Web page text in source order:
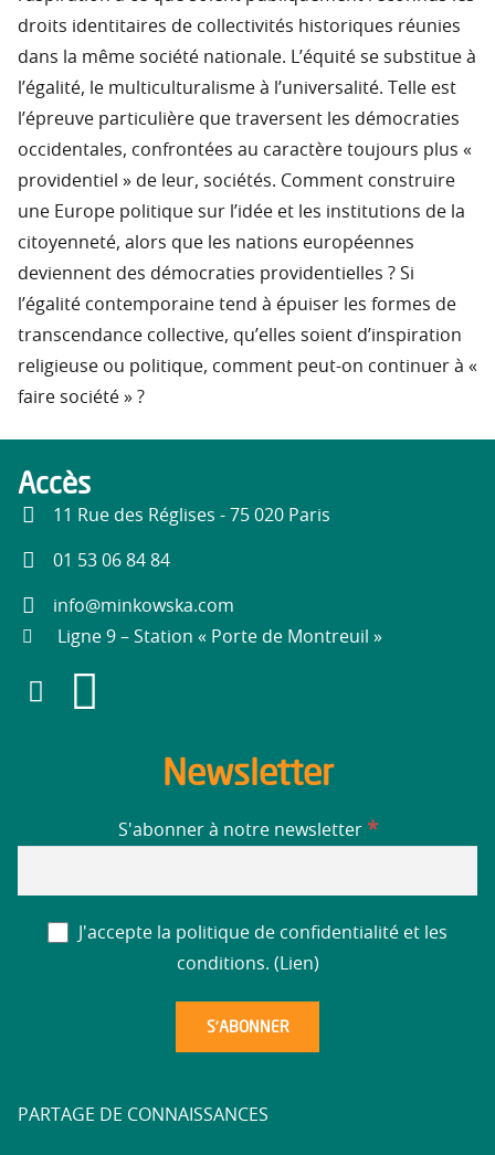
droits identitaires de collectivités historiques réunies
dans la même société nationale. L’équité se substitue à
l’égalité, le multiculturalisme à l’universalité. Telle est
l’épreuve particulière que traversent les démocraties
occidentales, confrontées au caractère toujours plus «
providentiel » de leur, sociétés. Comment construire
une Europe politique sur l’idée et les institutions de la
citoyenneté, alors que les nations européennes
deviennent des démocraties providentielles ? Si
l’égalité contemporaine tend à épuiser les formes de
transcendance collective, qu’elles soient d’inspiration
religieuse ou politique, comment peut-on continuer à «
faire société » ?
Accès
11 Rue des Réglises - 75 020 Paris
01 53 06 84 84
info@minkowska.com
Ligne 9 – Station « Porte de Montreuil »
Newsletter
S'abonner à notre newsletter *
J'accepte la politique de confidentialité et les
conditions. ( Lien)
PARTAGE DE CONNAISSANCES